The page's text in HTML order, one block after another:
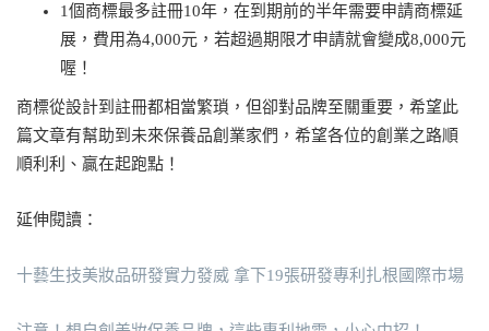
1個商標最多註冊10年，在到期前的半年需要申請商標延
展，費用為4,000元，若超過期限才申請就會變成8,000元
喔！
商標從設計到註冊都相當繁瑣，但卻對品牌至關重要，希望此
篇文章有幫助到未來保養品創業家們，希望各位的創業之路順
順利利、贏在起跑點！
延伸閱讀：
十藝生技美妝品研發實力發威 拿下19張研發專利扎根國際巿場